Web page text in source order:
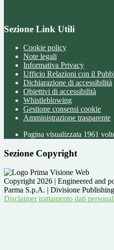
Sezione Link Utili
Cookie policy
Note legali
Informativa Privacy
Ufficio Relazioni con il
Dichiarazione di accessibilità
Obiettivi di accessibilità
Whistleblowing
Gestione consensi cookie
Amministrazione trasparente
Pagina visualizzata 1961
Sezione Copyright
Copyright 2026 | Engineered and
Parma S.p.A. | Divisione
Disclaimer trattamento dati